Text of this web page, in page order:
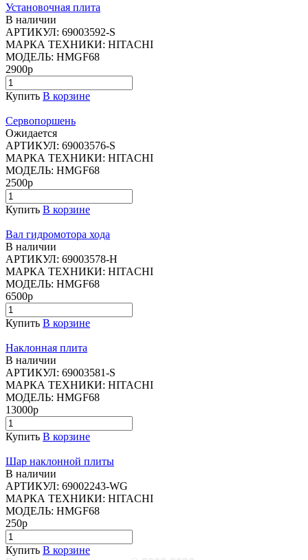
Установочная плита
В наличии
АРТИКУЛ: 69003592-S
МАРКА ТЕХНИКИ: HITACHI
МОДЕЛЬ: HMGF68
2900р
Купить В корзине
Сервопоршень
Ожидается
АРТИКУЛ: 69003576-S
МАРКА ТЕХНИКИ: HITACHI
МОДЕЛЬ: HMGF68
2500р
Купить В корзине
Вал гидромотора хода
В наличии
АРТИКУЛ: 69003578-H
МАРКА ТЕХНИКИ: HITACHI
МОДЕЛЬ: HMGF68
6500р
Купить В корзине
Наклонная плита
В наличии
АРТИКУЛ: 69003581-S
МАРКА ТЕХНИКИ: HITACHI
МОДЕЛЬ: HMGF68
13000р
Купить В корзине
Шар наклонной плиты
В наличии
АРТИКУЛ: 69002243-WG
МАРКА ТЕХНИКИ: HITACHI
МОДЕЛЬ: HMGF68
250р
Купить В корзине